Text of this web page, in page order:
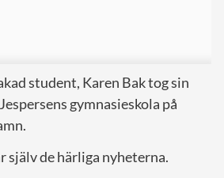
student, Karen Bak tog sin
gymnasieskola på
själv de härliga nyheterna.